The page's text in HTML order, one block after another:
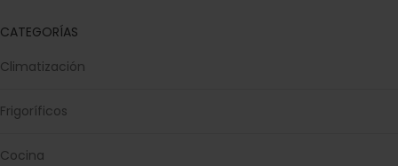
CATEGORÍAS
Climatización
Frigoríficos
Cocina